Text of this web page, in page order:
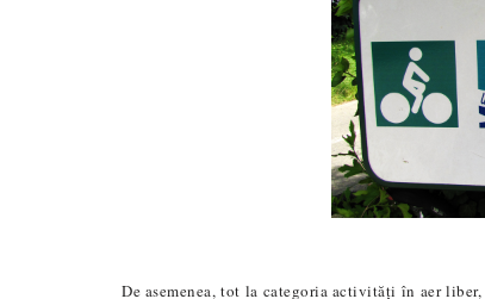
De asemenea, tot la categoria activități în aer liber,